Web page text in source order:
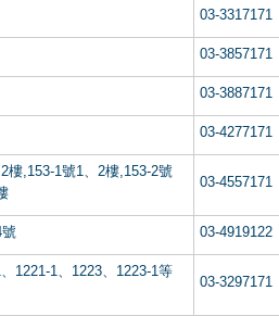
03-3317171
03-3857171
03-3887171
03-4277171
樓,153-1號1、2樓,153-2號
03-4557171
03-4919122
1221-1、1223、1223-1等
03-3297171